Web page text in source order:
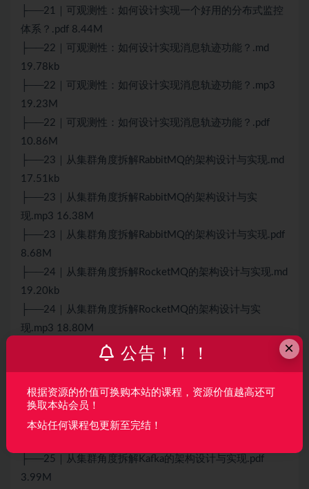
├──21｜可观测性：如何设计实现一个好用的分布式监控
体系？.pdf 8.44M
├──22｜可观测性：如何设计实现消息轨迹功能？.md
19.78kb
├──22｜可观测性：如何设计实现消息轨迹功能？.mp3
19.23M
├──22｜可观测性：如何设计实现消息轨迹功能？.pdf
10.86M
├──23｜从集群角度拆解RabbitMQ的架构设计与实现.md
17.51kb
├──23｜从集群角度拆解RabbitMQ的架构设计与实
现.mp3 16.38M
├──23｜从集群角度拆解RabbitMQ的架构设计与实现.pdf
8.68M
├──24｜从集群角度拆解RocketMQ的架构设计与实现.md
19.20kb
├──24｜从集群角度拆解RocketMQ的架构设计与实
现.mp3 18.80M
├──24｜从集群角度拆解RocketMQ的架构设计与实现.pdf
16.61kb
├──25｜从集群角度拆解Kafka的架构设计与实现.mp3
├──25｜从集群角度拆解Kafka的架构设计与实现.pdf
3.99M
×
公告！！！
根据资源的价值可换购本站的课程，资源价值越高还可
换取本站会员！
本站任何课程包更新至完结！